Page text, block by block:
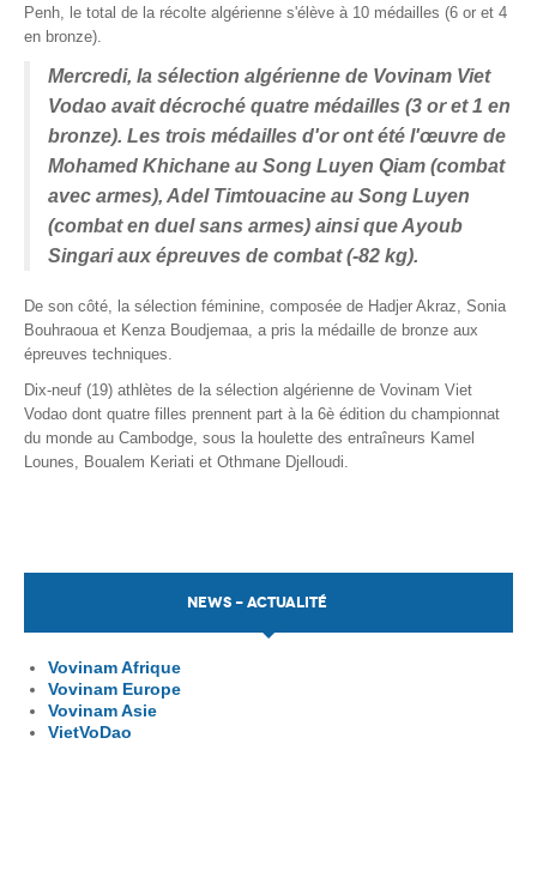
Penh, le total de la récolte algérienne s'élève à 10 médailles (6 or et 4
en bronze).
Mercredi, la sélection algérienne de Vovinam Viet
Vodao avait décroché quatre médailles (3 or et 1 en
bronze). Les trois médailles d'or ont été l'œuvre de
Mohamed Khichane au Song Luyen Qiam (combat
avec armes), Adel Timtouacine au Song Luyen
(combat en duel sans armes) ainsi que Ayoub
Singari aux épreuves de combat (-82 kg).
De son côté, la sélection féminine, composée de Hadjer Akraz, Sonia
Bouhraoua et Kenza Boudjemaa, a pris la médaille de bronze aux
épreuves techniques.
Dix-neuf (19) athlètes de la sélection algérienne de Vovinam Viet
Vodao dont quatre filles prennent part à la 6è édition du championnat
du monde au Cambodge, sous la houlette des entraîneurs Kamel
Lounes, Boualem Keriati et Othmane Djelloudi.
NEWS - ACTUALITÉ
Vovinam Afrique
Vovinam Europe
Vovinam Asie
VietVoDao